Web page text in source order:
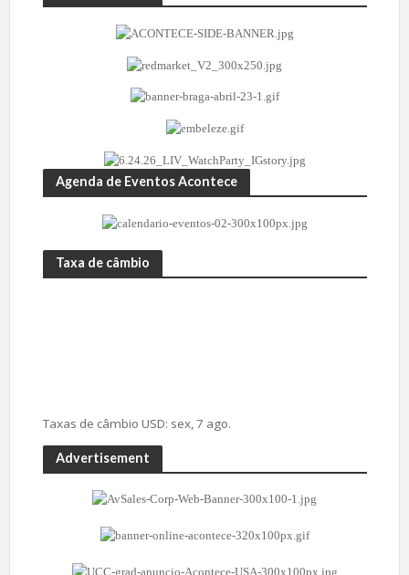
Agenda de Eventos Acontece
Taxa de câmbio
Taxas de câmbio USD: sex, 7 ago.
Advertisement